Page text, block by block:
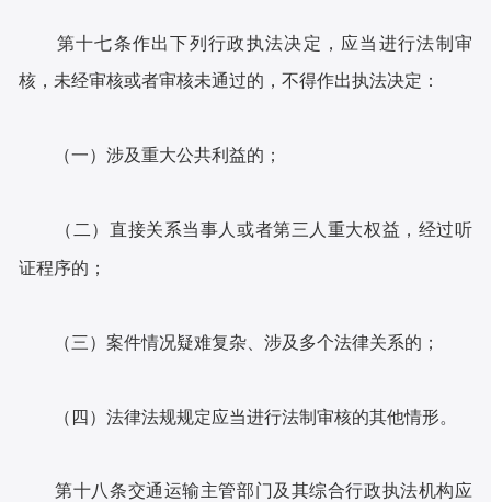
第十七条作出下列行政执法决定，应当进行法制审
核，未经审核或者审核未通过的，不得作出执法决定：
（一）涉及重大公共利益的；
（二）直接关系当事人或者第三人重大权益，经过听
证程序的；
（三）案件情况疑难复杂、涉及多个法律关系的；
（四）法律法规规定应当进行法制审核的其他情形。
第十八条交通运输主管部门及其综合行政执法机构应